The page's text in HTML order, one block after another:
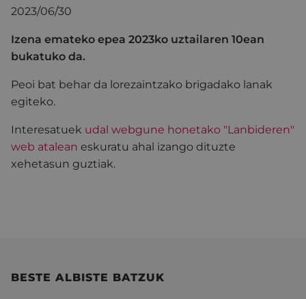
2023/06/30
Izena emateko epea 2023ko uztailaren 10ean
bukatuko da.
Peoi bat behar da lorezaintzako brigadako lanak
egiteko.
Interesatuek udal webgune honetako "Lanbideren"
web atalean eskuratu ahal izango dituzte
xehetasun guztiak.
BESTE ALBISTE BATZUK